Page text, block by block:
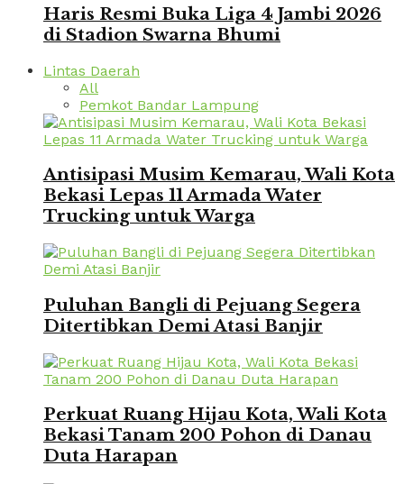
Haris Resmi Buka Liga 4 Jambi 2026
di Stadion Swarna Bhumi
Lintas Daerah
All
Pemkot Bandar Lampung
Antisipasi Musim Kemarau, Wali Kota
Bekasi Lepas 11 Armada Water
Trucking untuk Warga
Puluhan Bangli di Pejuang Segera
Ditertibkan Demi Atasi Banjir
Perkuat Ruang Hijau Kota, Wali Kota
Bekasi Tanam 200 Pohon di Danau
Duta Harapan